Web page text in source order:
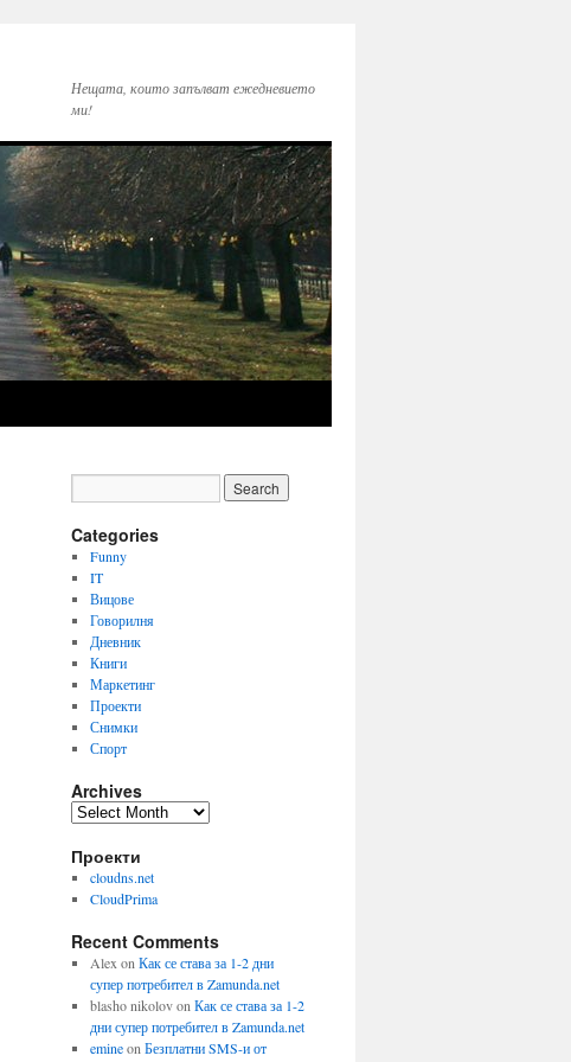
Нещата, които запълват ежедневието
ми!
Categories
Funny
IT
Вицове
Говорилня
Дневник
Книги
Маркетинг
Проекти
Снимки
Спорт
Archives
Archives
Проекти
cloudns.net
CloudPrima
Recent Comments
Alex on Как се става за 1-2 дни
супер потребител в Zamunda.net
blasho nikolovon Как се става за 1-2
дни супер потребител в Zamunda.net
emineon Безплатни SMS-и от